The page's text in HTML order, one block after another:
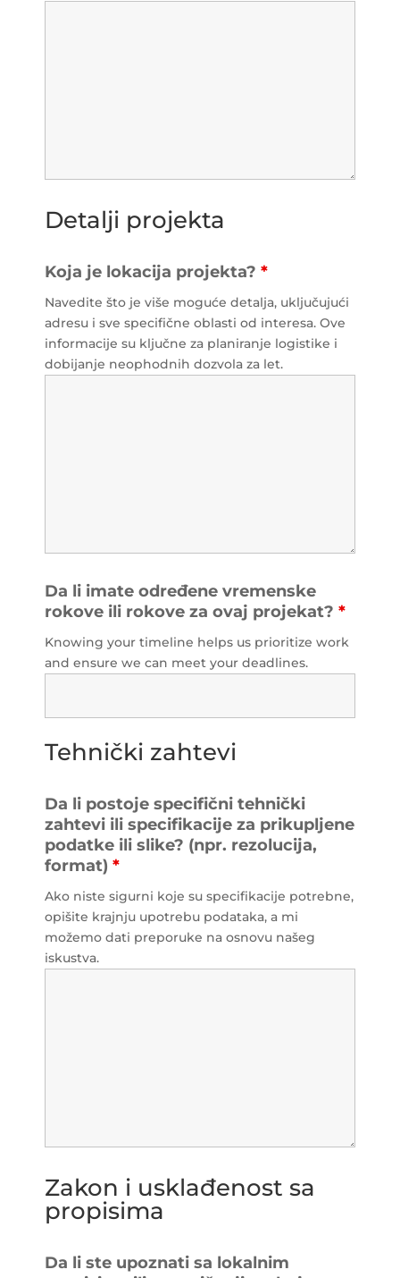
Detalji projekta
Koja je lokacija projekta? *
Navedite što je više moguće detalja, uključujući
adresu i sve specifične oblasti od interesa. Ove
informacije su ključne za planiranje logistike i
dobijanje neophodnih dozvola za let.
Da li imate određene vremenske
rokove ili rokove za ovaj projekat? *
Knowing your timeline helps us prioritize work
and ensure we can meet your deadlines.
Tehnički zahtevi
Da li postoje specifični tehnički
zahtevi ili specifikacije za prikupljene
podatke ili slike? (npr. rezolucija,
format) *
Ako niste sigurni koje su specifikacije potrebne,
opišite krajnju upotrebu podataka, a mi
možemo dati preporuke na osnovu našeg
iskustva.
Zakon i usklađenost sa
propisima
Da li ste upoznati sa lokalnim